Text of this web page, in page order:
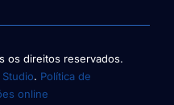
os direitos reservados.
. Política de
online